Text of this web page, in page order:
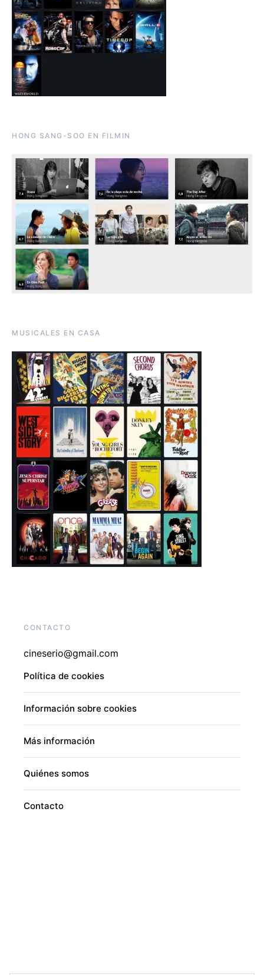
HONG SANG-SOO EN FILMIN
MUSICALES EN CASA
CONTACTO
cineserio@gmail.com
Política de cookies
Información sobre cookies
Más información
Quiénes somos
Contacto